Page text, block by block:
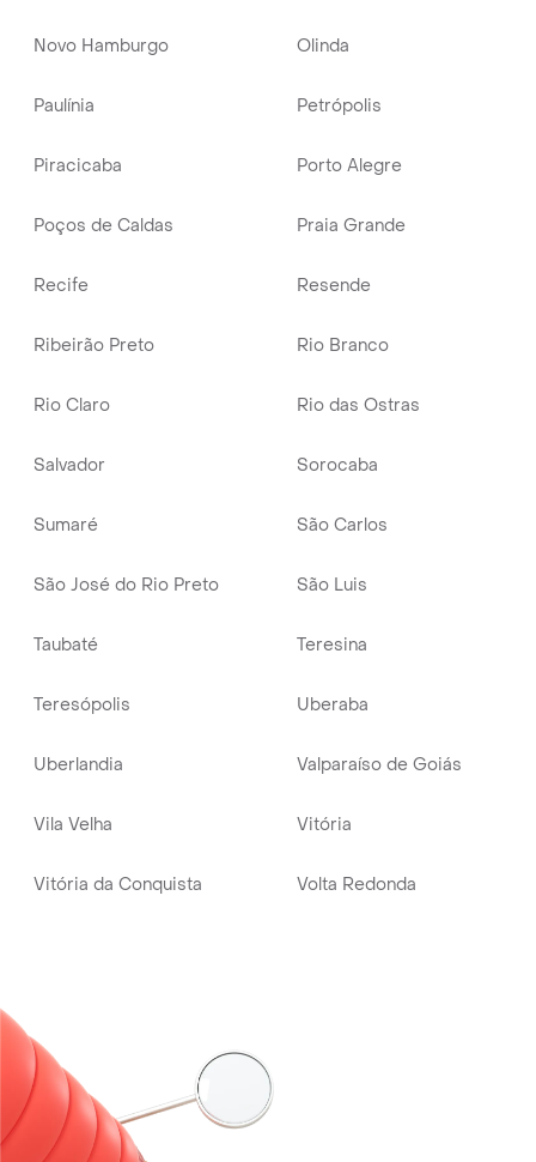
Novo Hamburgo Olinda
Paulínia Petrópolis
Piracicaba Porto Alegre
Poços de Caldas Praia Grande
Recife Resende
Ribeirão Preto Rio Branco
Rio Claro Rio das Ostras
Salvador Sorocaba
Sumaré São Carlos
São José do Rio Preto São Luis
Taubaté Teresina
Teresópolis Uberaba
Uberlandia Valparaíso de Goiás
Vila Velha Vitória
Vitória da Conquista Volta Redonda